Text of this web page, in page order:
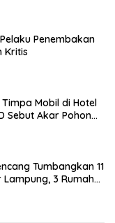
Penembakan
Kritis
Mobil di Hotel
Sebut Akar Pohon
Tumbangkan 11
3 Rumah